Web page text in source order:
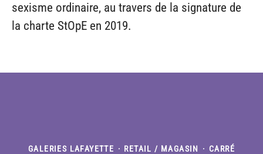
sexisme ordinaire, au travers de la signature de
la charte StOpE en 2019.
GALERIES LAFAYETTE · RETAIL / MAGASIN · CARRÉ